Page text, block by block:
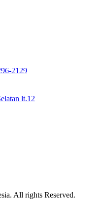
2129
lt.12
All rights Reserved.